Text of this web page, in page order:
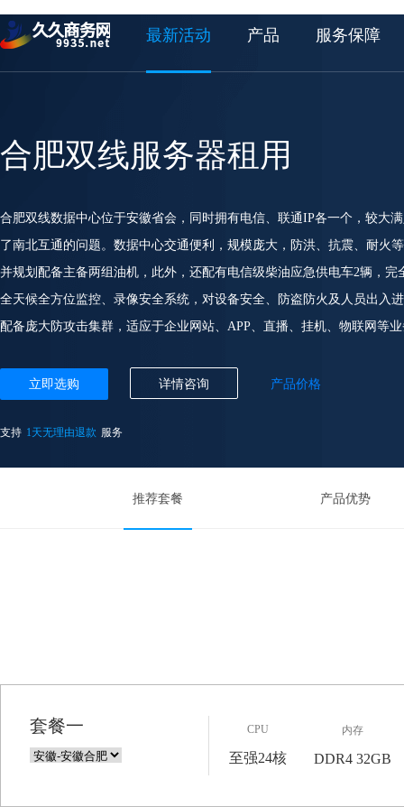
最新活动 产品 服务保障
合肥双线服务器租用
合肥双线数据中心位于安徽省会，同时拥有电信、联通IP各一个，较大
了南北互通的问题。数据中心交通便利，规模庞大，防洪、抗震、耐火
并规划配备主备两组油机，此外，还配有电信级柴油应急供电车2辆，
全天候全方位监控、录像安全系统，对设备安全、防盗防火及人员出入
配备庞大防攻击集群，适应于企业网站、APP、直播、挂机、物联网等
立即选购 详情咨询 产品价格
支持 1天无理由退款 服务
推荐套餐 产品优势
套餐一 CPU
至强24核
内存
DDR4 32GB